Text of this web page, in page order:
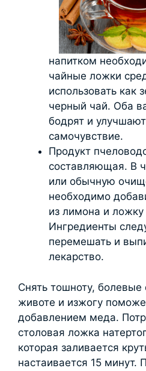
напитком
чайные ложки
использовать как
черный чай. Оба
бодрят и
самочувствие.
Продукт
составляющая. В
или обычную
необходимо
из лимона и ложку
Ингредиенты
перемешать и
лекарство.
Снять тошноту,
животе и изжогу
добавлением меда.
столовая ложка
которая заливается
настаивается 15 минут.